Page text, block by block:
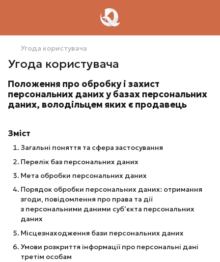
Угода користувача
Угода користувача
Положення про обробку і захист
персональних даних у базах персональних
даних, володільцем яких є продавець
Зміст
Загальні поняття та сфера застосування
Перелік баз персональних даних
Мета обробки персональних даних
Порядок обробки персональних даних: отримання
згоди, повідомлення про права та дії
з персональними даними суб’єкта персональних
даних
Місцезнаходження бази персональних даних
Умови розкриття інформації про персональні дані
третім особам